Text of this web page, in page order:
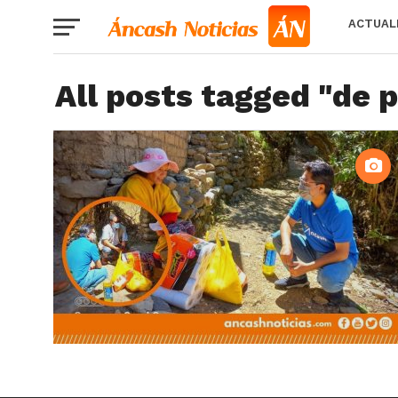
All posts tagged "de